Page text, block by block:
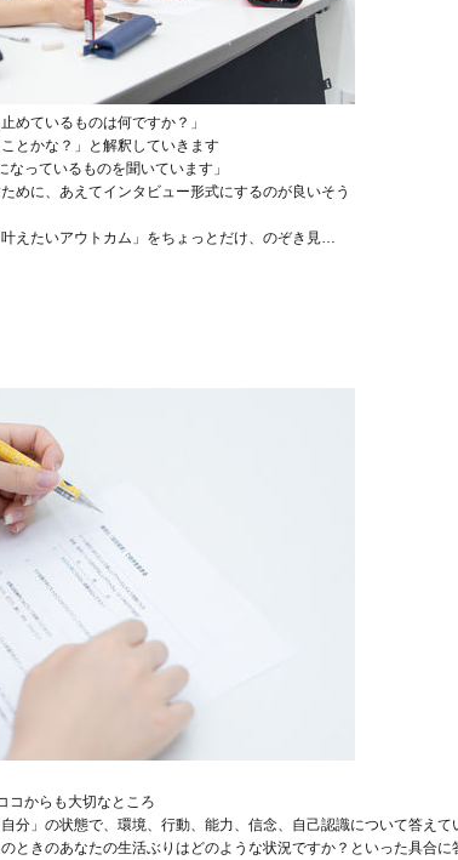
めているものは何ですか？」
とかな？」と解釈していきます
なっているものを聞いています」
めに、あえてインタビュー形式にするのが良いそう
えたいアウトカム」をちょっとだけ、のぞき見…
コからも大切なところ
分」の状態で、環境、行動、能力、信念、自己認識について答えて
ときのあなたの生活ぶりはどのような状況ですか？といった具合に